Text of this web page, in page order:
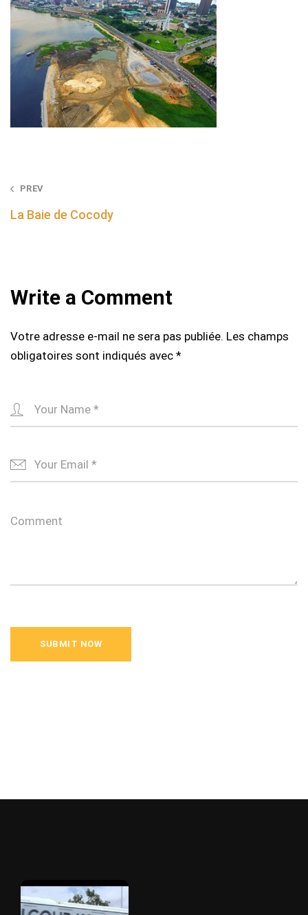
Post
navigation
PREV
La Baie de Cocody
Write a Comment
Votre adresse e-mail ne sera pas publiée. Les champs
obligatoires sont indiqués avec *